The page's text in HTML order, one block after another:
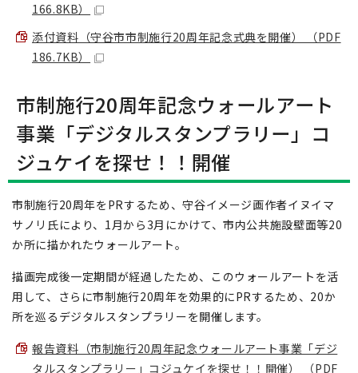
166.8KB）
添付資料（守谷市市制施行20周年記念式典を開催） （PDF
186.7KB）
市制施行20周年記念ウォールアート
事業「デジタルスタンプラリー」コ
ジュケイを探せ！！開催
市制施行20周年をPRするため、守谷イメージ画作者イヌイマ
サノリ氏により、1月から3月にかけて、市内公共施設壁面等20
か所に描かれたウォールアート。
描画完成後一定期間が経過したため、このウォールアートを活
用して、さらに市制施行20周年を効果的にPRするため、20か
所を巡るデジタルスタンプラリーを開催します。
報告資料（市制施行20周年記念ウォールアート事業「デジ
タルスタンプラリー」コジュケイを探せ！！開催） （PDF